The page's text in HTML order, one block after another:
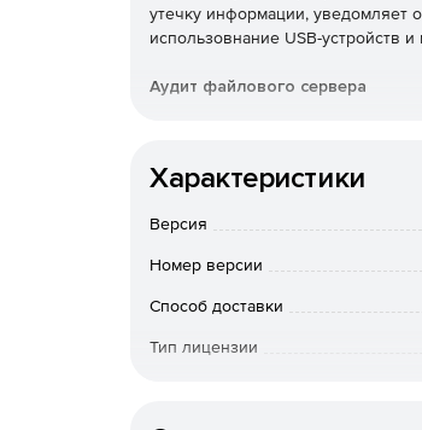
утечку информации, уведомляет
использовнание USB-устройств и
Аудит файлового сервера
Обнаружение, прерывание и
реального времени.
Оценка риска данных
Характеристики
Версия
Номер версии
Способ доставки
Тип лицензии